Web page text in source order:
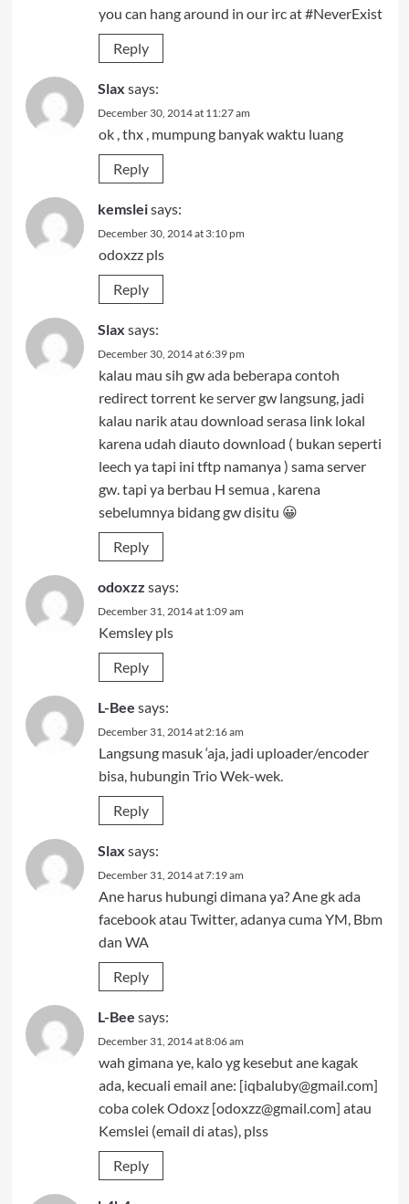
you can hang around in our irc at #NeverExist
Reply
Slax says:
December 30, 2014 at 11:27 am
ok , thx , mumpung banyak waktu luang
Reply
kemsleisays:
December 30, 2014 at 3:10 pm
odoxzz pls
Reply
Slax says:
December 30, 2014 at 6:39 pm
kalau mau sih gw ada beberapa contoh
redirect torrent ke server gw langsung, jadi
kalau narik atau download serasa link lokal
karena udah diauto download ( bukan seperti
leech ya tapi ini tftp namanya ) sama server
gw. tapi ya berbau H semua , karena
sebelumnya bidang gw disitu 😀
Reply
odoxzz says:
December 31, 2014 at 1:09 am
Kemsley pls
Reply
L-Bee says:
December 31, 2014 at 2:16 am
Langsung masuk ‘aja, jadi uploader/encoder
bisa, hubungin Trio Wek-wek.
Reply
Slax says:
December 31, 2014 at 7:19 am
Ane harus hubungi dimana ya? Ane gk ada
facebook atau Twitter, adanya cuma YM, Bbm
dan WA
Reply
L-Bee says:
December 31, 2014 at 8:06 am
wah gimana ye, kalo yg kesebut ane kagak
ada, kecuali email ane: [iqbaluby@gmail.com]
coba colek Odoxz [odoxzz@gmail.com] atau
Kemslei (email di atas), plss
Reply